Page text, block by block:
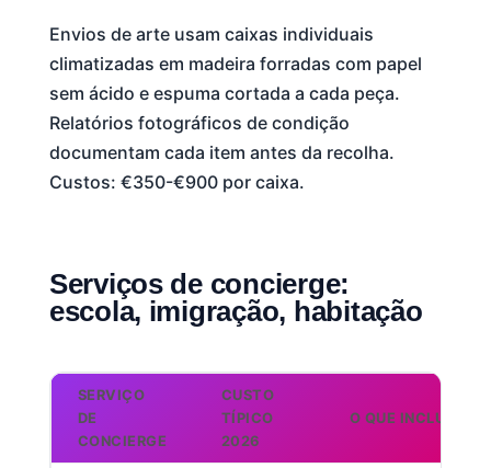
Envios de arte usam caixas individuais
climatizadas em madeira forradas com papel
sem ácido e espuma cortada a cada peça.
Relatórios fotográficos de condição
documentam cada item antes da recolha.
Custos: €350-€900 por caixa.
Serviços de concierge:
escola, imigração, habitação
SERVIÇO
DE
CONCIERGE
CUSTO
TÍPICO
2026
O QUE INCLUI